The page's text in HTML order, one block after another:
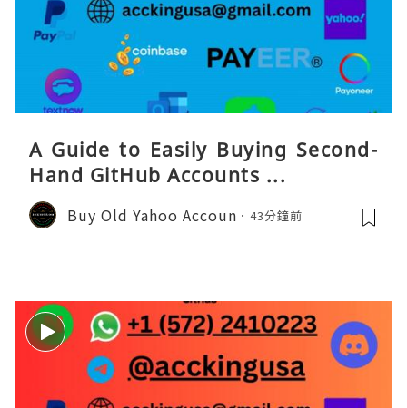
A Guide to Easily Buying Second-
Hand GitHub Accounts ...
Buy Old Yahoo Accoun 43分鐘前